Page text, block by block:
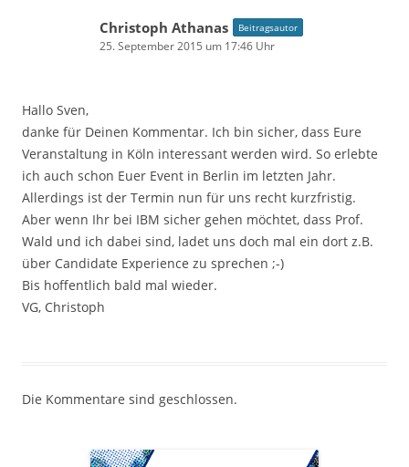
Christoph Athanas Beitragsautor
25. September 2015 um 17:46 Uhr
Hallo Sven,
danke für Deinen Kommentar. Ich bin sicher, dass Eure
Veranstaltung in Köln interessant werden wird. So erlebte
ich auch schon Euer Event in Berlin im letzten Jahr.
Allerdings ist der Termin nun für uns recht kurzfristig.
Aber wenn Ihr bei IBM sicher gehen möchtet, dass Prof.
Wald und ich dabei sind, ladet uns doch mal ein dort z.B.
über Candidate Experience zu sprechen ;-)
Bis hoffentlich bald mal wieder.
VG, Christoph
Die Kommentare sind geschlossen.